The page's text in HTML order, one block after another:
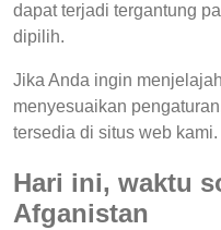
dapat terjadi tergantung
dipilih.
Jika Anda ingin
menyesuaikan
tersedia di situs web kami.
Hari ini, waktu
Afganistan